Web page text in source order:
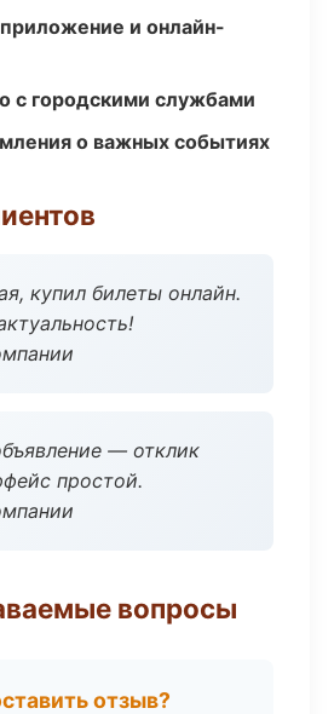
и онлайн-
с городскими службами
о важных событиях
купил билеты онлайн.
— отклик
простой.
вопросы
отзыв?